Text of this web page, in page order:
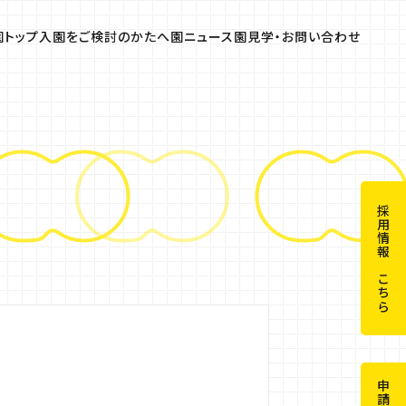
トップ入園をご検討のかたへ
園の行事
よくある質問
園ニュース園見学・お問い合わせ
採用情報はこちら